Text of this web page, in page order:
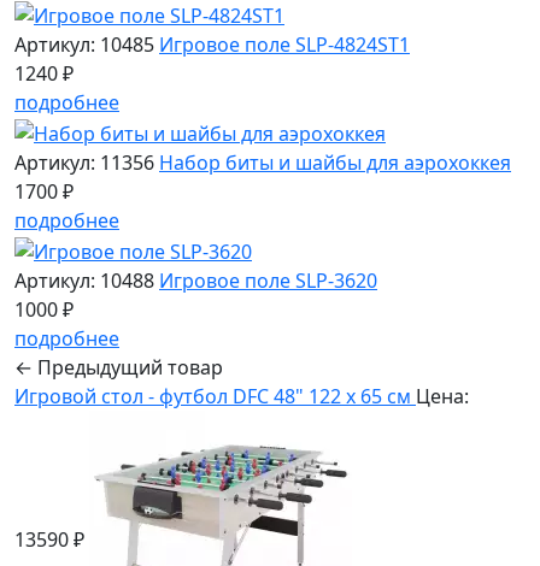
Артикул: 10485 Игровое поле SLP-4824ST1
1240 ₽
подробнее
Артикул: 11356 Набор биты и шайбы для аэрохоккея
1700 ₽
подробнее
Артикул: 10488 Игровое поле SLP-3620
1000 ₽
подробнее
← Предыдущий товар
Игровой стол - футбол DFC 48" 122 x 65 см Цена:
13590 ₽